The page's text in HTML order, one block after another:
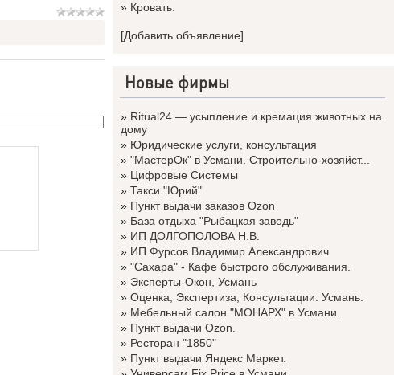
» Кровать.
[Добавить объявление]
Новые фирмы
» Ritual24 — усыпление и кремация животных на
дому
» Юридические услуги, консультация
» "МастерОк" в Усмани. Строительно-хозяйст...
» Цифровые Системы
» Такси "Юрий"
» Пункт выдачи заказов Ozon
» База отдыха "Рыбацкая заводь"
» ИП ДОЛГОПОЛОВА Н.В.
» ИП Фурсов Владимир Александрович
» "Сахара" - Кафе быстрого обслуживания.
» Эксперты-Окон, Усмань
» Оценка, Экспертиза, Консультации. Усмань.
» Мебельный салон "МОНАРХ" в Усмани.
» Пункт выдачи Ozon.
» Ресторан "1850"
» Пункт выдачи Яндекс Маркет.